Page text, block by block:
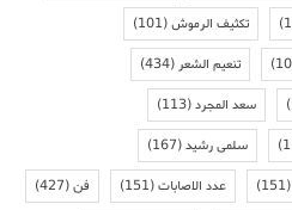
تكثيف الرموش(101)
تنعيم الشعر(434)
سعد المجرد(113)
سلمى رشيد(167)
(151) عدد الاصابات(151) فن(427)